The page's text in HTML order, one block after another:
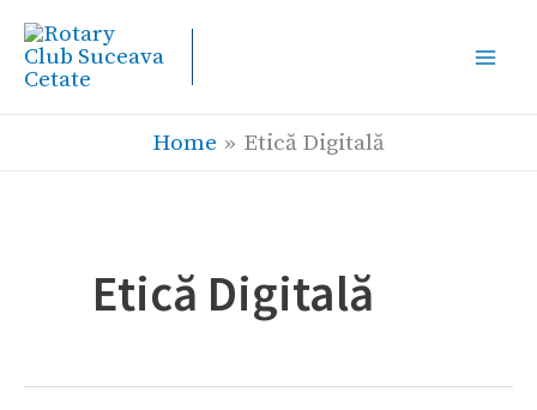
Skip
content
Home
Etică Digitală
Etică Digitală